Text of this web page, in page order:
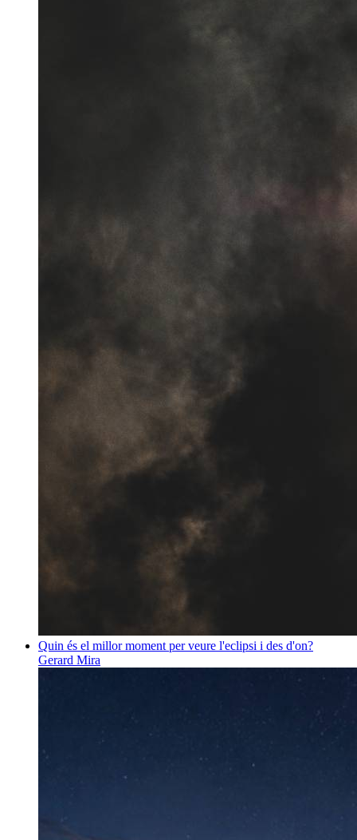
Quin és el millor moment per veure l'eclipsi i des d'on?
Gerard Mira